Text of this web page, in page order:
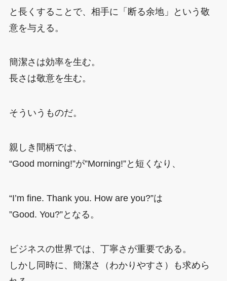
と長くすることで、相手に「断る余地」という敬
意を与える。
簡潔さは効率を生む。
長さは敬意を生む。
そういうものだ。
親しき間柄では、
“Good morning!”が”Morning!”と短くなり、
“I’m fine. Thank you. How are you?”は
”Good. You?”となる。
ビジネスの世界では、丁寧さが重要である。
しかし同時に、簡潔さ（わかりやすさ）も求めら